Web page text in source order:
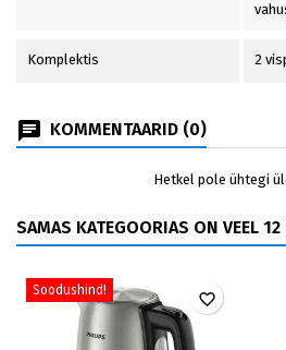
Komplektis 2
KOMMENTAARID (0)
Hetkel pole ühtegi
SAMAS KATEGOORIAS ON VEEL 12
Soodushind! favorite_border